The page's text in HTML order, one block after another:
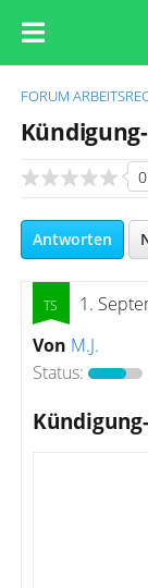
FORUM
0
Antworten
1.
Von M.J.
Status: